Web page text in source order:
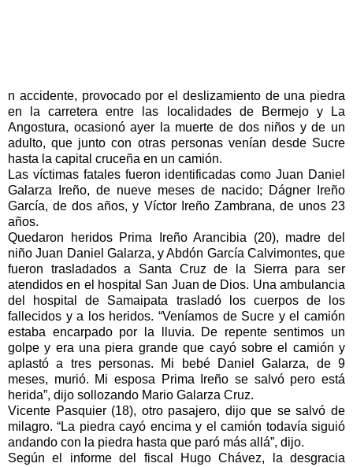
n accidente, provocado por el deslizamiento de una piedra
en la carretera entre las localidades de Bermejo y La
Angostura, ocasionó ayer la muerte de dos niños y de un
adulto, que junto con otras personas venían desde Sucre
hasta la capital cruceña en un camión.
Las víctimas fatales fueron identificadas como Juan Daniel
Galarza Ireño, de nueve meses de nacido; Dágner Ireño
García, de dos años, y Víctor Ireño Zambrana, de unos 23
años.
Quedaron heridos Prima Ireño Arancibia (20), madre del
niño Juan Daniel Galarza, y Abdón García Calvimontes, que
fueron trasladados a Santa Cruz de la Sierra para ser
atendidos en el hospital San Juan de Dios. Una ambulancia
del hospital de Samaipata trasladó los cuerpos de los
fallecidos y a los heridos. “Veníamos de Sucre y el camión
estaba encarpado por la lluvia. De repente sentimos un
golpe y era una piera grande que cayó sobre el camión y
aplastó a tres personas. Mi bebé Daniel Galarza, de 9
meses, murió. Mi esposa Prima Ireño se salvó pero está
herida”, dijo sollozando Mario Galarza Cruz.
Vicente Pasquier (18), otro pasajero, dijo que se salvó de
milagro. “La piedra cayó encima y el camión todavía siguió
andando con la piedra hasta que paró más allá”, dijo.
Según el informe del fiscal Hugo Chávez, la desgracia